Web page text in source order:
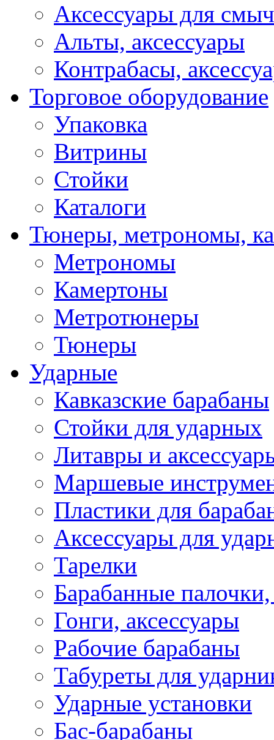
Аксессуары для
Альты, аксессуары
Контрабасы,
Торговое оборудование
Упаковка
Витрины
Стойки
Каталоги
Тюнеры, метрономы,
Метрономы
Камертоны
Метротюнеры
Тюнеры
Ударные
Кавказские барабаны
Стойки для ударных
Литавры и
Маршевые
Пластики для
Аксессуары для
Тарелки
Барабанные палочки,
Гонги, аксессуары
Рабочие барабаны
Табуреты для
Ударные установки
Бас-барабаны